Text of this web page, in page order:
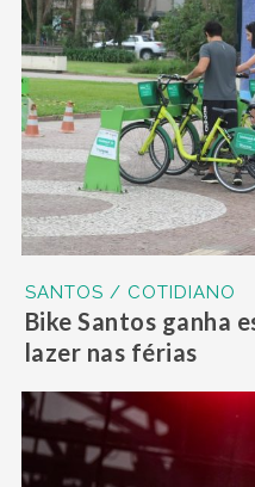
SANTOS / COTIDIANO
Bike Santos ganha
lazer nas férias